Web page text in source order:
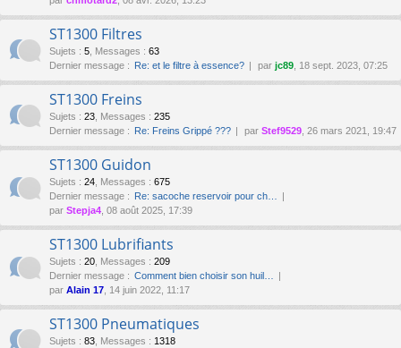
ST1300 Filtres
Sujets : 5 Messages : 63
Dernier message : Re: et le filtre à essence? par jc89 , 18 sept. 2023, 07:25
ST1300 Freins
Sujets : 23 Messages : 235
Dernier message : Re: Freins Grippé ??? par Stef9529 , 26 mars 2021, 19:47
ST1300 Guidon
Sujets : 24 Messages : 675
Dernier message : Re: sacoche reservoir pour ch…
par Stepja4 , 08 août 2025, 17:39
ST1300 Lubrifiants
Sujets : 20 Messages : 209
Dernier message : Comment bien choisir son huil…
par Alain 17 , 14 juin 2022, 11:17
ST1300 Pneumatiques
Sujets : 83 Messages : 1318